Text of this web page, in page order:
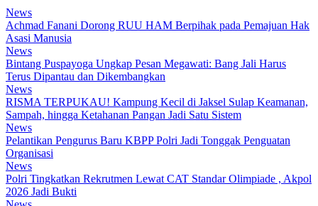
News
Achmad Fanani Dorong RUU HAM Berpihak pada Pemajuan Hak
Asasi Manusia
News
Bintang Puspayoga Ungkap Pesan Megawati: Bang Jali Harus
Terus Dipantau dan Dikembangkan
News
RISMA TERPUKAU! Kampung Kecil di Jaksel Sulap Keamanan,
Sampah, hingga Ketahanan Pangan Jadi Satu Sistem
News
Pelantikan Pengurus Baru KBPP Polri Jadi Tonggak Penguatan
Organisasi
News
Polri Tingkatkan Rekrutmen Lewat CAT Standar Olimpiade , Akpol
2026 Jadi Bukti